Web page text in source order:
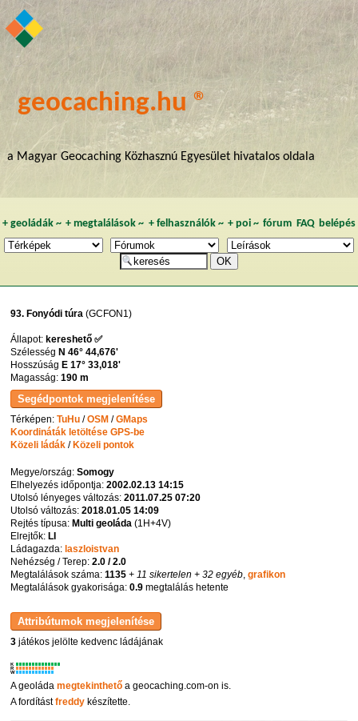
geocaching.hu ®
a Magyar Geocaching Közhasznú Egyesület hivatalos oldala
+ geoládák~ +megtalálások ~ + felhasználók~ + poi~ fórum FAQ belépés
93. Fonyódi túra (GCFON1)
Állapot: kereshető ✅
Szélesség N 46° 44,676'
Hosszúság E 17° 33,018'
Magasság:190 m
Térképen:TuHu /OSM /GMaps
Koordináták letöltése GPS-be
Közeli ládák /Közeli pontok
Megye/ország:Somogy
Elhelyezés időpontja:2002.02.13 14:15
Utolsó lényeges változás:2011.07.25 07:20
Utolsó változás:2018.01.05 14:09
Rejtés típusa:Multi geoláda (1H+4V)
Elrejtők:LI
Ládagazda:laszloistvan
Nehézség / Terep:2.0 / 2.0
Megtalálások száma:1135 + 11 sikertelen + 32 egyéb ,grafikon
Megtalálások gyakorisága:0.9 megtalálás hetente
3 játékos jelölte kedvenc ládájának
K
R
W
A geoládamegtekinthető a geocaching.com-on is.
A fordítástfreddy készítette.